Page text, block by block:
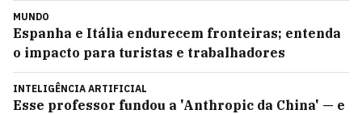
MUNDO
Espanha e Itália endurecem fronteiras; entenda
o impacto para turistas e trabalhadores
INTELIGÊNCIA ARTIFICIAL
Esse professor fundou a 'Anthropic da China' — e